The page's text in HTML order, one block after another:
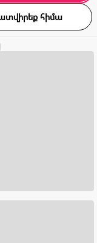
հիմա